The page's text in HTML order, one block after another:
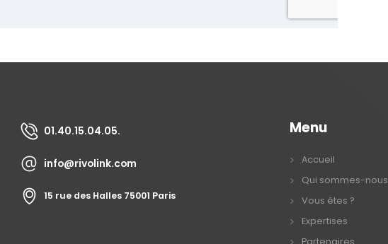
01.40.15.04.05.
info@rivolink.com
15 rue des Halles 75001 Paris
Menu
Accueil
Qui sommes-nous
Vous êtes ?
Expertises
Partenaires